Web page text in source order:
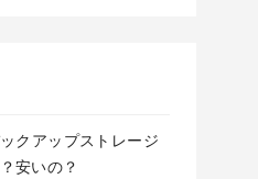
クアップストレージ
安いの？